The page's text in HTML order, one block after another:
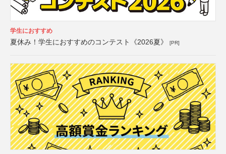
学生におすすめ
夏休み！学生におすすめのコンテスト《2026夏》 [PR]